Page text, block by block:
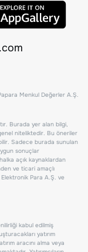
Menkul Değerler A.Ş.
Burada yer alan bilgi,
genel niteliktedir. Bu öneriler
Sadece burada sunulan
sonuçlar
açık kaynaklardan
ve ticari amaçlı
Para A.Ş. ve
kabul edilmiş
yatırım
aracını alma veya